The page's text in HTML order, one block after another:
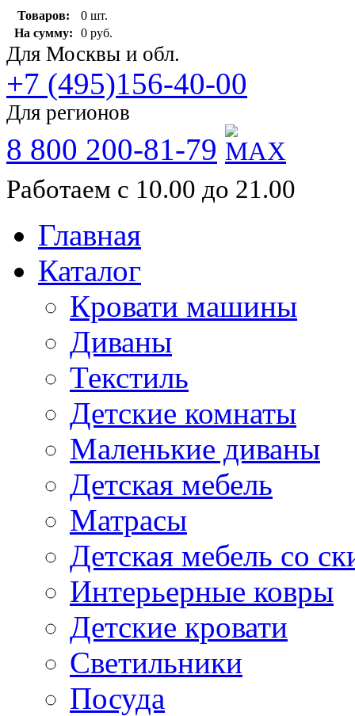
Товаров:
0 шт.
На сумму:
0 руб.
Для Москвы и обл.
+7 (495)156-40-00
Для регионов
8 800 200-81-79
Работаем с 10.00 до 21.00
Главная
Каталог
Кровати машины
Диваны
Текстиль
Детские комнаты
Маленькие диваны
Детская мебель
Матрасы
Детская мебель со
Интерьерные ковры
Детские кровати
Светильники
Посуда